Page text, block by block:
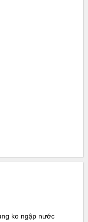
ko ngập nước